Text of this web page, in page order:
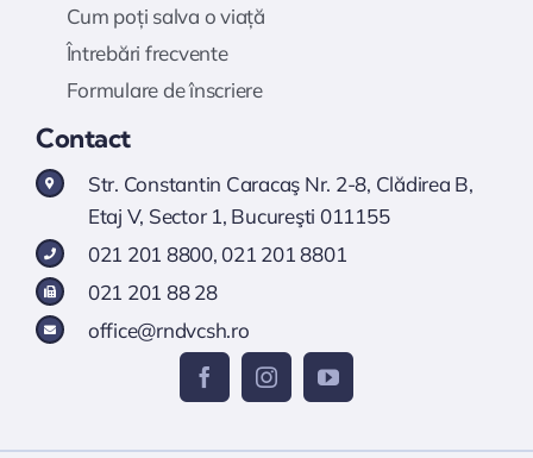
Cum poți salva o viață
Întrebări frecvente
Formulare de înscriere
Contact
Str. Constantin Caracaş Nr. 2-8, Clădirea B,
Etaj V, Sector 1, Bucureşti 011155
021 201 8800, 021 201 8801
021 201 88 28
office@rndvcsh.ro